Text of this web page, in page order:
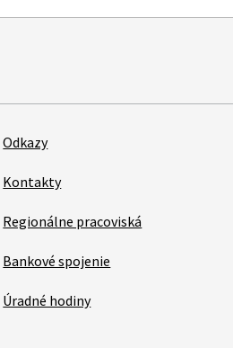
Odkazy
Kontakty
Regionálne pracoviská
Bankové spojenie
Úradné hodiny